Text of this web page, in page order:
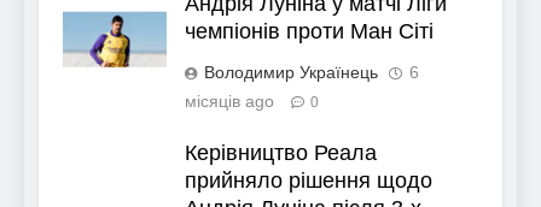
чемпіонів проти Ман Сіті
Володимир Українець
6
місяців ago
0
Керівництво Реала
прийняло рішення щодо